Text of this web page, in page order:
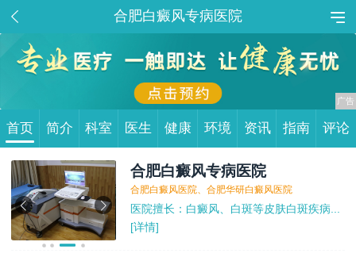
合肥白癜风专病医院
首页 简介 科室 医生 健康 环境 资讯 指南 评论
合肥白癜风专病医院
合肥白癜风医院、合肥华研白癜风医院
医院擅长：白癜风、白斑等皮肤白斑疾病...
[详情]